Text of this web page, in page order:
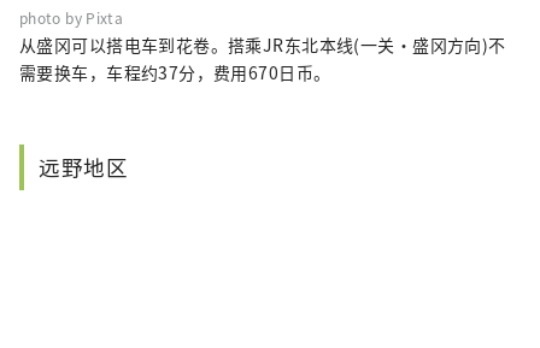
photo by Pixta
从盛冈可以搭电车到花卷。搭乘JR东北本线(一关・盛冈方向)不
需要换车，车程约37分，费用670日币。
远野地区